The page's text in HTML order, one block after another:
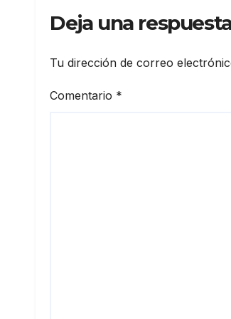
Deja una
Tu dirección de correo
Comentario *